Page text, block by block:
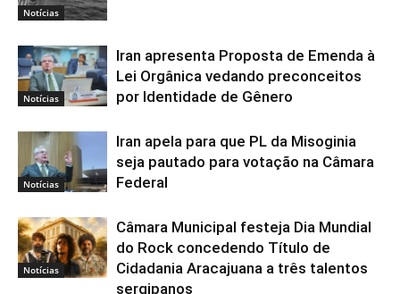
Notícias
Notícias
Iran apresenta Proposta de Emenda à
Lei Orgânica vedando preconceitos
por Identidade de Gênero
Notícias
Iran apela para que PL da Misoginia
seja pautado para votação na Câmara
Federal
Notícias
Câmara Municipal festeja Dia Mundial
do Rock concedendo Título de
Cidadania Aracajuana a três talentos
sergipanos